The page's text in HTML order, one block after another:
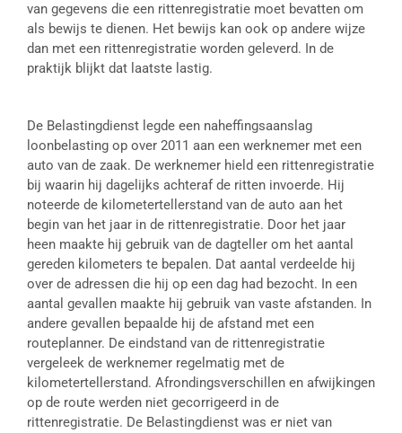
van gegevens die een rittenregistratie moet bevatten om
als bewijs te dienen. Het bewijs kan ook op andere wijze
dan met een rittenregistratie worden geleverd. In de
praktijk blijkt dat laatste lastig.
De Belastingdienst legde een naheffingsaanslag
loonbelasting op over 2011 aan een werknemer met een
auto van de zaak. De werknemer hield een rittenregistratie
bij waarin hij dagelijks achteraf de ritten invoerde. Hij
noteerde de kilometertellerstand van de auto aan het
begin van het jaar in de rittenregistratie. Door het jaar
heen maakte hij gebruik van de dagteller om het aantal
gereden kilometers te bepalen. Dat aantal verdeelde hij
over de adressen die hij op een dag had bezocht. In een
aantal gevallen maakte hij gebruik van vaste afstanden. In
andere gevallen bepaalde hij de afstand met een
routeplanner. De eindstand van de rittenregistratie
vergeleek de werknemer regelmatig met de
kilometertellerstand. Afrondingsverschillen en afwijkingen
op de route werden niet gecorrigeerd in de
rittenregistratie. De Belastingdienst was er niet van